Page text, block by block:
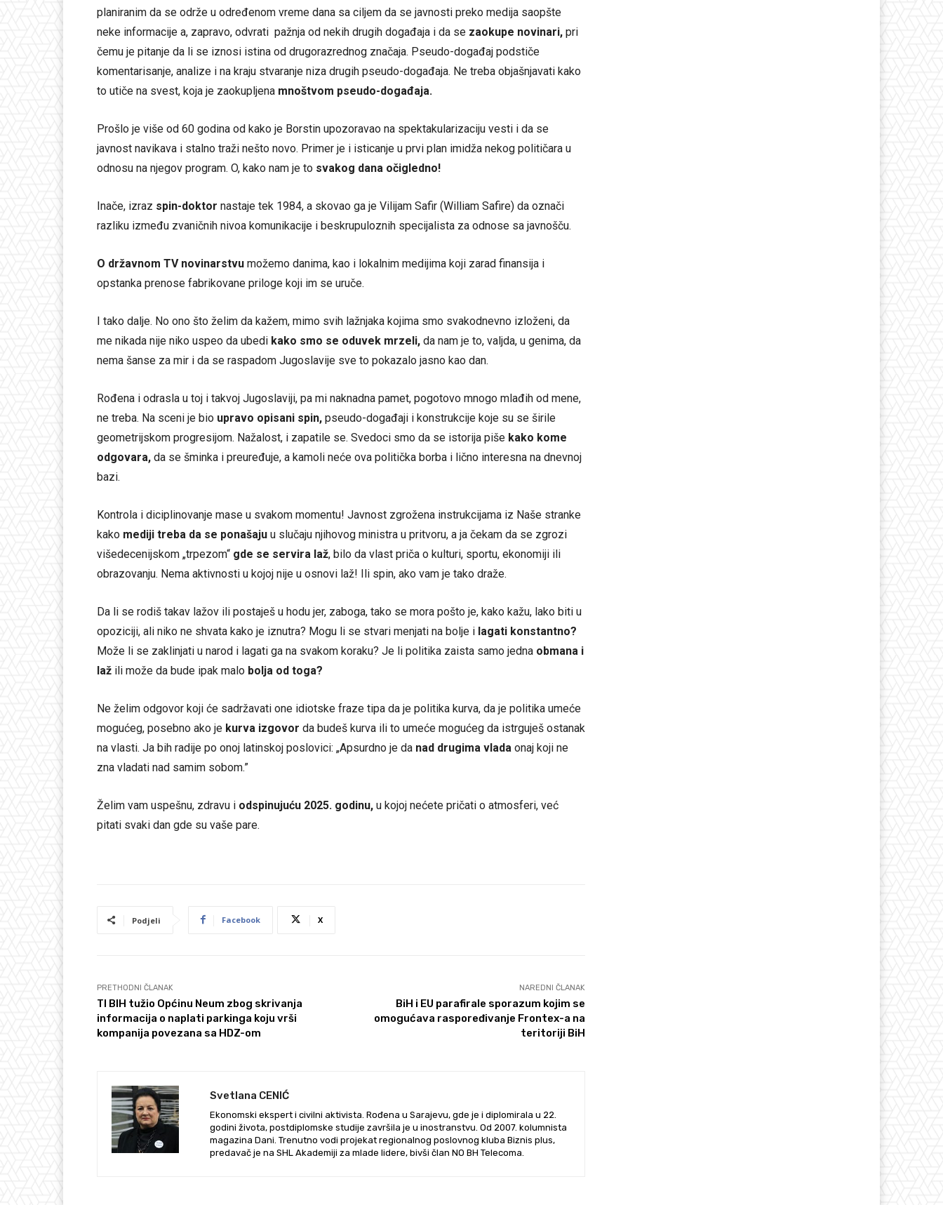
planiranim da se održe u određenom vreme dana sa ciljem da se javnosti preko medija saopšte
neke informacije a, zapravo, odvrati pažnja od nekih drugih događaja i da se zaokupe novinari, pri
čemu je pitanje da li se iznosi istina od drugorazrednog značaja. Pseudo-događaj podstiče
komentarisanje, analize i na kraju stvaranje niza drugih pseudo-događaja. Ne treba objašnjavati kako
to utiče na svest, koja je zaokupljena mnoštvom pseudo-događaja.
Prošlo je više od 60 godina od kako je Borstin upozoravao na spektakularizaciju vesti i da se
javnost navikava i stalno traži nešto novo. Primer je i isticanje u prvi plan imidža nekog političara u
odnosu na njegov program. O, kako nam je to svakog dana očigledno!
Inače, izraz spin-doktor nastaje tek 1984, a skovao ga je Vilijam Safir (William Safire) da označi
razliku između zvaničnih nivoa komunikacije i beskrupuloznih specijalista za odnose sa javnošču.
O državnom TV novinarstvu možemo danima, kao i lokalnim medijima koji zarad finansija i
opstanka prenose fabrikovane priloge koji im se uruče.
I tako dalje. No ono što želim da kažem, mimo svih lažnjaka kojima smo svakodnevno izloženi, da
me nikada nije niko uspeo da ubedi kako smo se oduvek mrzeli, da nam je to, valjda, u genima, da
nema šanse za mir i da se raspadom Jugoslavije sve to pokazalo jasno kao dan.
Rođena i odrasla u toj i takvoj Jugoslaviji, pa mi naknadna pamet, pogotovo mnogo mlađih od mene,
ne treba. Na sceni je bio upravo opisani spin, pseudo-događaji i konstrukcije koje su se širile
geometrijskom progresijom. Nažalost, i zapatile se. Svedoci smo da se istorija piše kako kome
odgovara, da se šminka i preuređuje, a kamoli neće ova politička borba i lično interesna na dnevnoj
bazi.
Kontrola i diciplinovanje mase u svakom momentu! Javnost zgrožena instrukcijama iz Naše stranke
kako mediji treba da se ponašaju u slučaju njihovog ministra u pritvoru, a ja čekam da se zgrozi
višedecenijskom „trpezom“ gde se servira laž, bilo da vlast priča o kulturi, sportu, ekonomiji ili
obrazovanju. Nema aktivnosti u kojoj nije u osnovi laž! Ili spin, ako vam je tako draže.
Da li se rodiš takav lažov ili postaješ u hodu jer, zaboga, tako se mora pošto je, kako kažu, lako biti u
opoziciji, ali niko ne shvata kako je iznutra? Mogu li se stvari menjati na bolje i lagati konstantno?
Može li se zaklinjati u narod i lagati ga na svakom koraku? Je li politika zaista samo jedna obmana i
laž ili može da bude ipak malo bolja od toga?
Ne želim odgovor koji će sadržavati one idiotske fraze tipa da je politika kurva, da je politika umeće
mogućeg, posebno ako je kurva izgovor da budeš kurva ili to umeće mogućeg da istrguješ ostanak
na vlasti. Ja bih radije po onoj latinskoj poslovici: „Apsurdno je da nad drugima vlada onaj koji ne
zna vladati nad samim sobom.”
Želim vam uspešnu, zdravu i odspinujuću 2025. godinu, u kojoj nećete pričati o atmosferi, već
pitati svaki dan gde su vaše pare.
Podjeli Facebook X
PRETHODNI ČLANAK
TI BIH tužio Općinu Neum zbog skrivanja
informacija o naplati parkinga koju vrši
kompanija povezana sa HDZ-om
NAREDNI ČLANAK
BiH i EU parafirale sporazum kojim se
omogućava raspoređivanje Frontex-a na
teritoriji BiH
Svetlana CENIĆ
Ekonomski ekspert i civilni aktivista. Rođena u Sarajevu, gde je i diplomirala u 22.
godini života, postdiplomske studije završila je u inostranstvu. Od 2007. kolumnista
magazina Dani. Trenutno vodi projekat regionalnog poslovnog kluba Biznis plus,
predavač je na SHL Akademiji za mlade lidere, bivši član NO BH Telecoma.